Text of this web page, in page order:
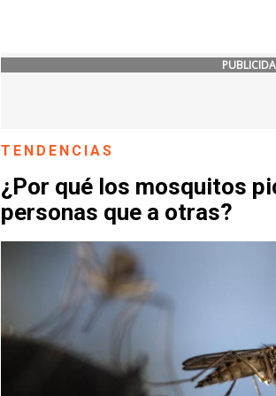
TENDENCIAS
¿Por qué los mosquitos
personas que a otras?